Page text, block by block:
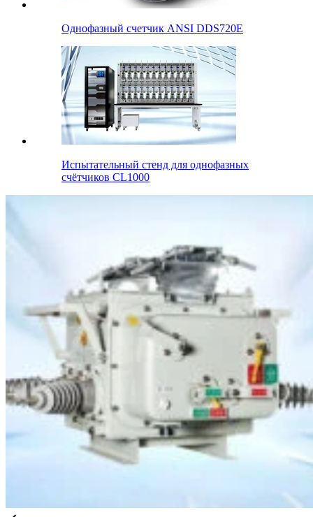
Однофазный счетчик ANSI DDS720E
Испытательный стенд для однофазных
счётчиков CL1000